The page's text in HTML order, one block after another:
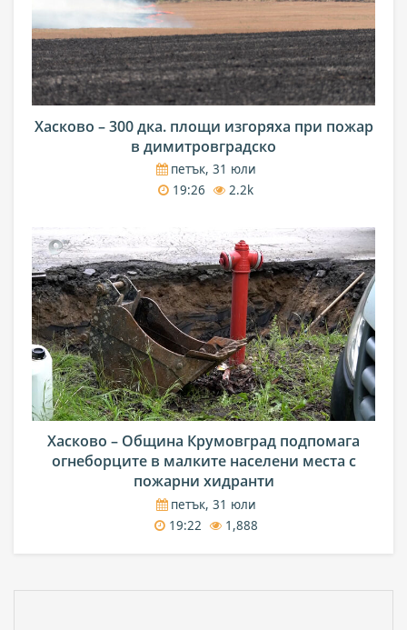
Хасково – 300 дка. площи изгоряха при пожар
в димитровградско
петък, 31 юли
19:26
2.2k
Хасково – Община Крумовград подпомага
огнеборците в малките населени места с
пожарни хидранти
петък, 31 юли
19:22
1,888